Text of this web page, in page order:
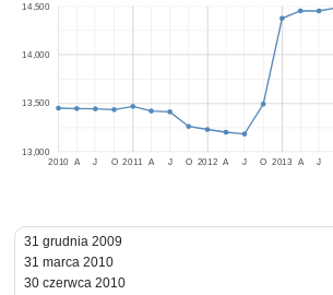
2010 2011 2012 2013
A J O A J O A J O A J
13,000
13,500
14,000
14,500
31 grudnia 2009
31 marca 2010
30 czerwca 2010